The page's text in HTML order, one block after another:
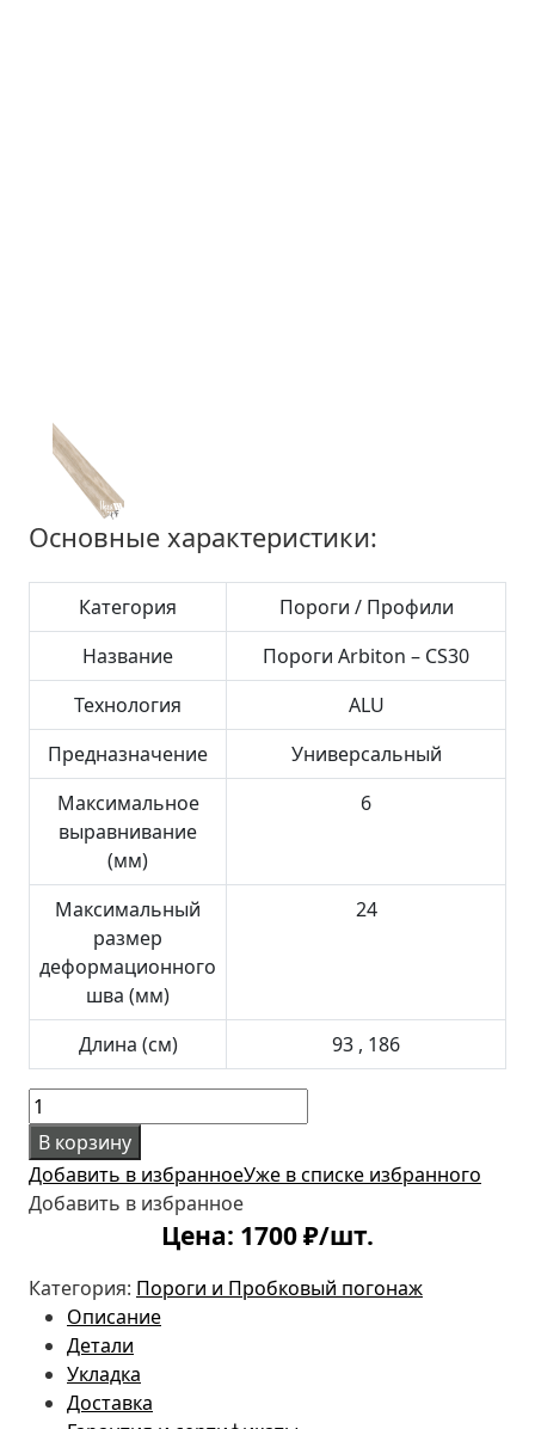
Основные характеристики:
Категория
Пороги / Профили
Название
Пороги Arbiton – CS30
Технология
ALU
Предназначение
Универсальный
Максимальное
выравнивание
(мм)
6
Максимальный
размер
деформационного
шва (мм)
24
Длина (см) 93 , 186
Количество
товара
Профиль
Arbiton
-
ЛОФТ
1860*30
В корзину
Добавить в избранноеУже в списке избранного
Добавить в избранное
Цена: 1700₽/шт.
Категория: Пороги и Пробковый погонаж
Описание
Детали
Укладка
Доставка